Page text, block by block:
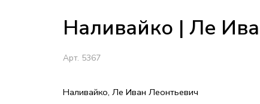
Наливайко | Ле
Арт. 5367
Наливайко, Ле Иван Леонтьевич